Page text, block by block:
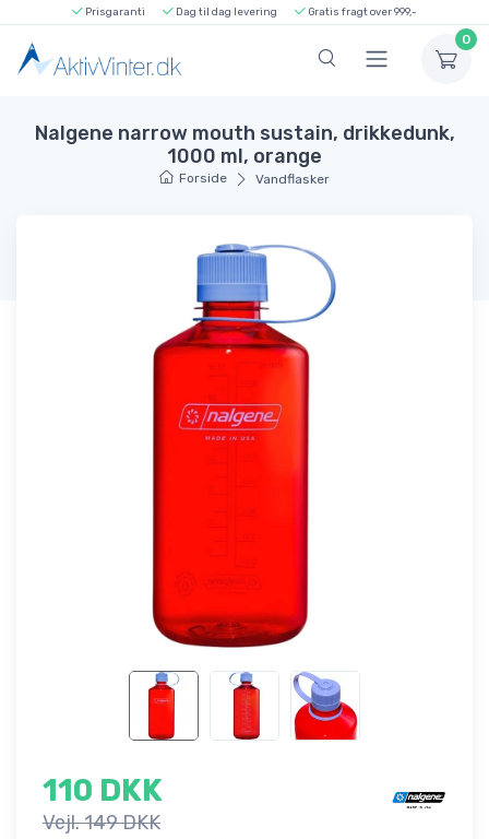
Prisgaranti Dag til dag levering Gratis fragt over 999,-
0
Nalgene narrow mouth sustain, drikkedunk,
1000 ml, orange
Forside Vandflasker
110 DKK
Vejl. 149 DKK